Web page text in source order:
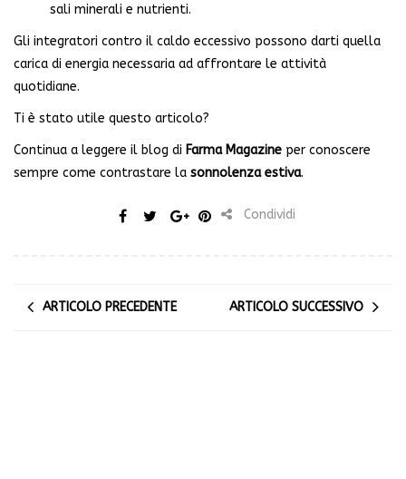
sali minerali e nutrienti.
Gli integratori contro il caldo eccessivo possono darti quella
carica di energia necessaria ad affrontare le attività
quotidiane.
Ti è stato utile questo articolo?
Continua a leggere il blog di Farma Magazine per conoscere
sempre come contrastare la sonnolenza estiva.
Condividi
ARTICOLO PRECEDENTE ARTICOLO SUCCESSIVO